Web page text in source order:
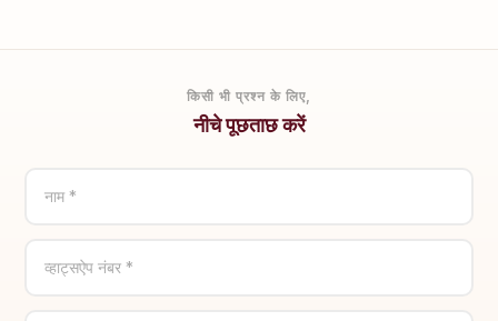
किसी भी प्रश्न के लिए,
नीचे पूछताछ करें
नाम *
व्हाट्सऐप नंबर *